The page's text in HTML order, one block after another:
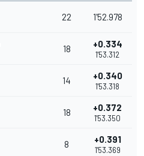
22 1'52.978
18 +0.334
1'53.312
14 +0.340
1'53.318
18 +0.372
1'53.350
8 +0.391
1'53.369